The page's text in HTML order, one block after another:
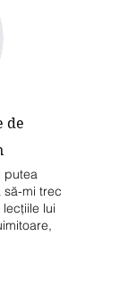
de
putea
să-mi trec
lui